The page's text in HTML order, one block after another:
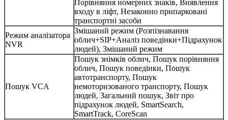
Порівняння номерних знаків, Виявлення
входу в ліфт, Незаконно припарковані
транспортні засоби
Режим аналізатора
NVR
Змішаний режим (Розпізнавання
облич+SIP+Аналіз поведінки+Підрахунок
людей), Змішаний режим
Пошук VCA
Пошук знімків облич, Пошук порівняння
облич, Пошук поведінки, Пошук
автотранспорту, Пошук
немоторизованого транспорту, Пошук
людей, Загальний пошук, Звіт про
підрахунок людей, SmartSearch,
SmartTrack, CoreScan